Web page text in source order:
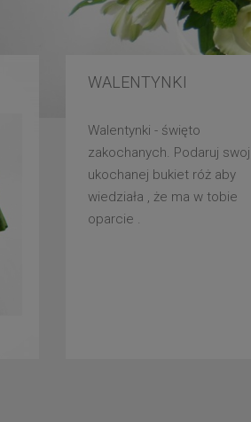
WALENTYNKI
Walentynki - święto
zakochanych. Podaruj
ukochanej bukiet róż aby
wiedziała , że ma w tobie
oparcie .